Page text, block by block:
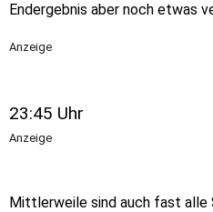
Endergebnis aber noch etwas
Anzeige
23:45 Uhr
Anzeige
Mittlerweile sind auch fast alle